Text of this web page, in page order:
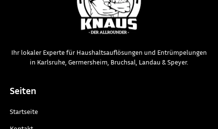
Ihr lokaler Experte für Haushaltsauflösungen und Entrümpelungen
in Karlsruhe, Germersheim, Bruchsal, Landau & Speyer.
Seiten
Startseite